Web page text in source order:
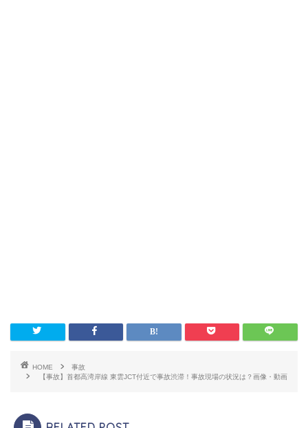
HOME
事故
【事故】首都高湾岸線 東雲JCT付近で事故渋滞！事故現場の状況は？画像・動画